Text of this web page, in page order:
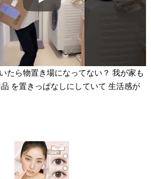
たら物置き場になってない？ 我が家も
を置きっぱなしにしていて 生活感が